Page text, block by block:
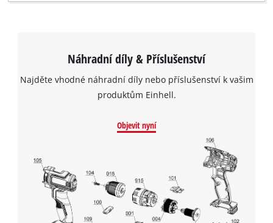
Náhradní díly & Příslušenství
Najděte vhodné náhradní díly nebo příslušenství k vašim
produktům Einhell.
Objevit nyní